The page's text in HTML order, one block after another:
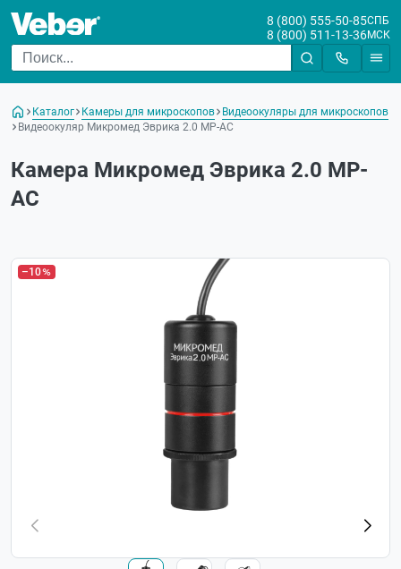
8 (800) 555-50-85СПБ
8 (800) 511-13-36МСК
Каталог Камеры для микроскопов
Видеоокуляры для микроскопов
Видеоокуляр Микромед Эврика 2.0 MP-AC
Камера Микромед Эврика 2.0 MP-
AC
–10